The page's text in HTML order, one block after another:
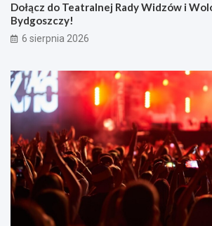
Dołącz do Teatralnej Rady Widzów i
Bydgoszczy!
6 sierpnia 2026